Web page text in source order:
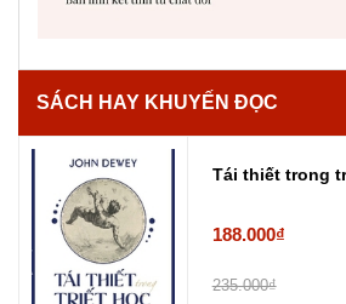
SÁCH HAY KHUYẾN ĐỌC
Tái thiết trong
188.000₫
235.000₫